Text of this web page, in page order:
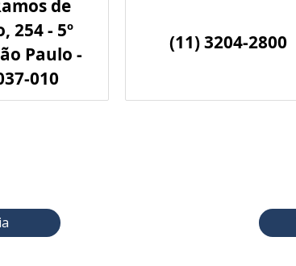
de
254 - 5º
Paulo -
010
(11) 3204-2800